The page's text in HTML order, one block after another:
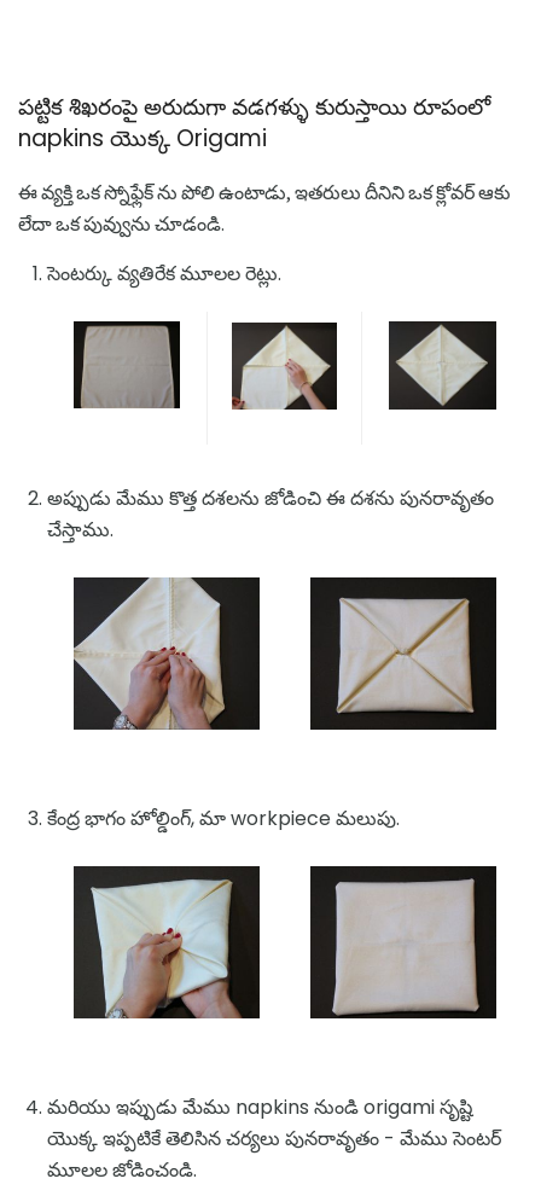
పట్టిక శిఖరంపై అరుదుగా వడగళ్ళు కురుస్తాయి రూపంలో
napkins యొక్క Origami
ఈ వ్యక్తి ఒక స్నోఫ్లేక్ ను పోలి ఉంటాడు, ఇతరులు దీనిని ఒక క్లోవర్ ఆకు
లేదా ఒక పువ్వును చూడండి.
సెంటర్కు వ్యతిరేక మూలల రెట్లు.
అప్పుడు మేము కొత్త దశలను జోడించి ఈ దశను పునరావృతం
చేస్తాము.
కేంద్ర భాగం హోల్డింగ్, మా workpiece మలుపు.
మరియు ఇప్పుడు మేము napkins నుండి origami సృష్టి
యొక్క ఇప్పటికే తెలిసిన చర్యలు పునరావృతం - మేము సెంటర్
మూలల జోడించండి.